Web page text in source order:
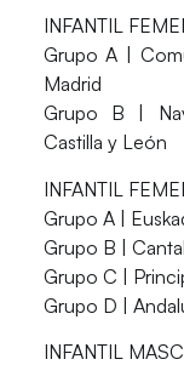
INFANTIL
Grupo A |
Madrid
Grupo B |
Castilla y León
INFANTIL
Grupo A |
Grupo B |
Grupo C |
Grupo D |
INFANTIL